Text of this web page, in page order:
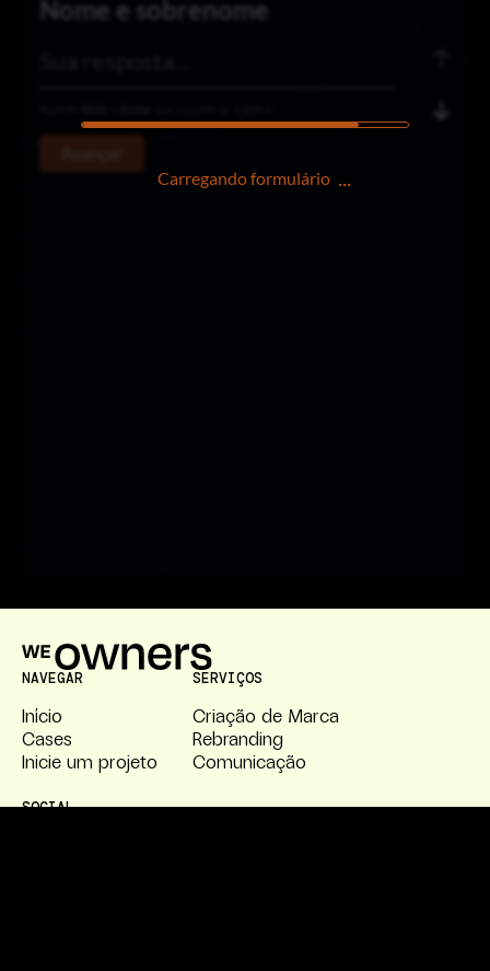
NAVEGAR
Início
Cases
Inicie um projeto
SERVIÇOS
Criação de Marca
Rebranding
Comunicação
SOCIAL